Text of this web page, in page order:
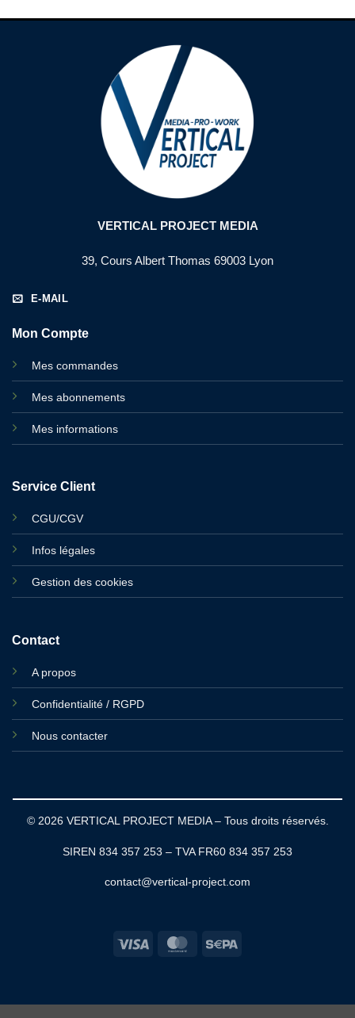
VERTICAL PROJECT MEDIA
39, Cours Albert Thomas 69003 Lyon
E-MAIL
Mon Compte
Mes commandes
Mes abonnements
Mes informations
Service Client
CGU/CGV
Infos légales
Gestion des cookies
Contact
A propos
Confidentialité / RGPD
Nous contacter
© 2026 VERTICAL PROJECT MEDIA – Tous droits réservés.
SIREN 834 357 253 – TVA FR60 834 357 253
contact@vertical-project.com
Visa MasterCard